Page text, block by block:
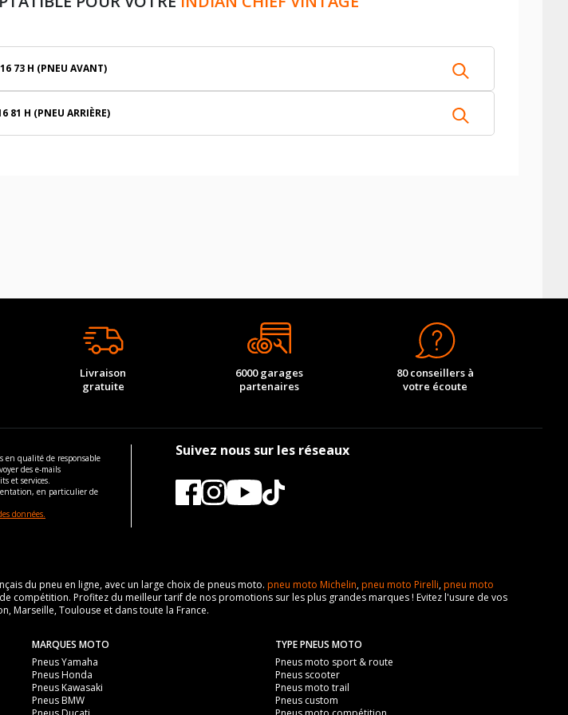
73 H (PNEU AVANT)
81 H (PNEU ARRIÈRE)
Livraison
gratuite
6000 garages
partenaires
80 conseillers à
votre écoute
en qualité de responsable
des e-mails
et services.
en particulier de
données.
Suivez nous sur les réseaux
du pneu en ligne, avec un large choix de pneus moto. pneu moto Michelin,pneu moto Pirelli,pneu moto
compétition. Profitez du meilleur tarif de nos promotions sur les plus grandes marques ! Evitez l'usure de vos
Marseille, Toulouse et dans toute la France.
MARQUES MOTO
Pneus Yamaha
Pneus Honda
Pneus Kawasaki
Pneus BMW
TYPE PNEUS MOTO
Pneus moto sport & route
Pneus scooter
Pneus moto trail
Pneus custom